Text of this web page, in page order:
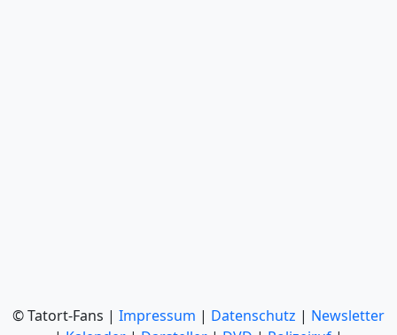
© Tatort-Fans | Impressum | Datenschutz | Newsletter